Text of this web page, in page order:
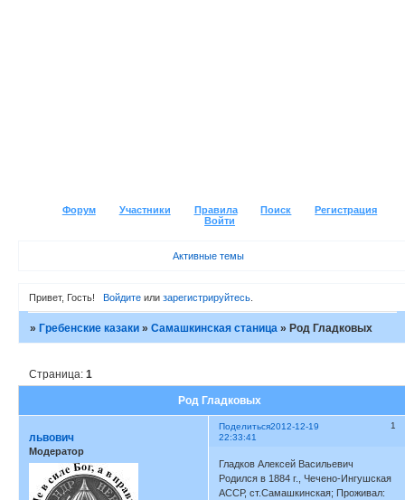
Форум Участники Правила Поиск
Регистрация
Войти
Активные темы
Привет, Гость! Войдитеили зарегистрируйтесь.
»Гребенские казаки »Самашкинская станица »Род Гладковых
Род Гладковых
Страница:1
Поделиться 1
2012-12-19
22:33:41
львович
Модератор
Гладков Алексей Васильевич
Родился в 1884 г., Чечено-Ингушская
АССР, ст.Самашкинская; Проживал: